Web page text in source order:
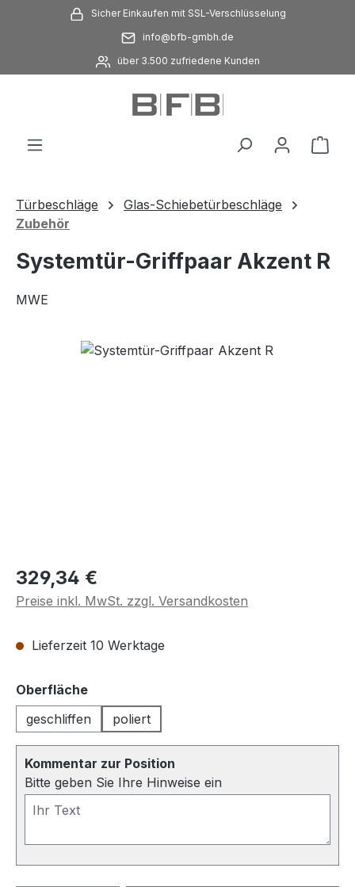
Zum Hauptinhalt springenSicher Einkaufen mit SSL-Verschlüsselung
info@bfb-gmbh.de
über 3.500 zufriedene Kunden
Türbeschläge
Glas-Schiebetürbeschläge
Zubehör
Systemtür-Griffpaar Akzent R
MWE
Regulärer Preis:
329,34 €
Preise inkl. MwSt. zzgl. Versandkosten
Lieferzeit 10 Werktage
Oberflächeauswählen
geschliffen
poliert
Kommentar zur Position
Bitte geben Sie Ihre Hinweise ein